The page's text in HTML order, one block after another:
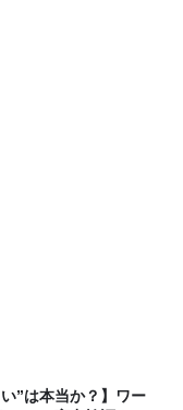
い”は本当か？】ワー